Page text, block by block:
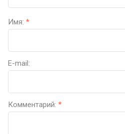
Имя: *
E-mail:
Комментарий: *